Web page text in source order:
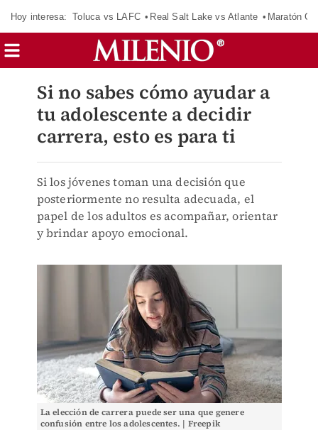
Hoy interesa: Toluca vs LAFC Real Salt Lake vs Atlante Maratón
Si no sabes cómo ayudar a
tu adolescente a decidir
carrera, esto es para ti
Si los jóvenes toman una decisión que
posteriormente no resulta adecuada, el
papel de los adultos es acompañar, orientar
y brindar apoyo emocional.
La elección de carrera puede ser una que genere
confusión entre los adolescentes. | Freepik